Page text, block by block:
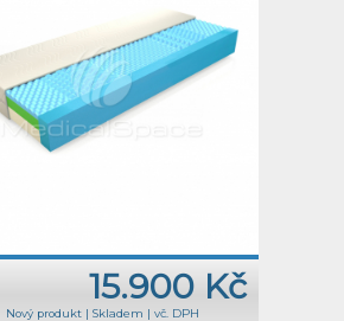
15.900 Kč
Nový produkt | Skladem | vč. DPH